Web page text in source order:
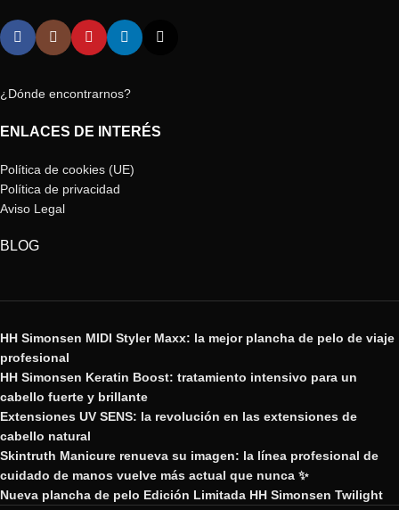
¿Dónde encontrarnos?
ENLACES DE INTERÉS
Política de cookies (UE)
Política de privacidad
Aviso Legal
BLOG
HH Simonsen MIDI Styler Maxx: la mejor plancha de pelo de viaje
profesional
HH Simonsen Keratin Boost: tratamiento intensivo para un
cabello fuerte y brillante
Extensiones UV SENS: la revolución en las extensiones de
cabello natural
Skintruth Manicure renueva su imagen: la línea profesional de
cuidado de manos vuelve más actual que nunca ✨
Nueva plancha de pelo Edición Limitada HH Simonsen Twilight